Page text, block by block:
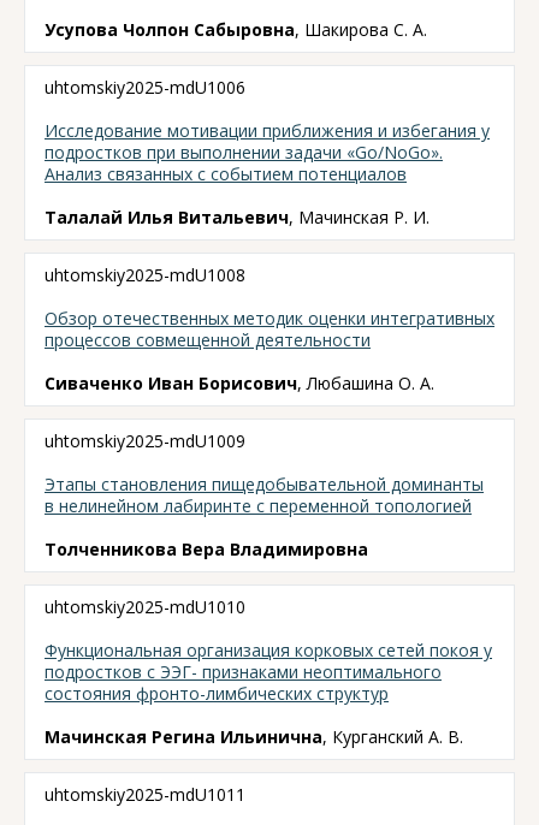
Усупова Чолпон Сабыровна, Шакирова С. А.
uhtomskiy2025-mdU1006
Исследование мотивации приближения и избегания у
подростков при выполнении задачи «Go/NoGo».
Анализ связанных с событием потенциалов
Талалай Илья Витальевич, Мачинская Р. И.
uhtomskiy2025-mdU1008
Обзор отечественных методик оценки интегративных
процессов совмещенной деятельности
Сиваченко Иван Борисович, Любашина О. А.
uhtomskiy2025-mdU1009
Этапы становления пищедобывательной доминанты
в нелинейном лабиринте с переменной топологией
Толченникова Вера Владимировна
uhtomskiy2025-mdU1010
Функциональная организация корковых сетей покоя у
подростков с ЭЭГ- признаками неоптимального
состояния фронто-лимбических структур
Мачинская Регина Ильинична, Курганский А. В.
uhtomskiy2025-mdU1011